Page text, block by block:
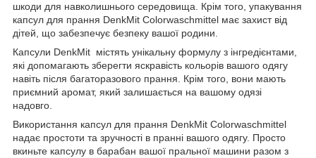
шкоди для навколишнього середовища. Крім того, упакування
капсул для прання DenkMit Colorwaschmittel має захист від
дітей, що забезпечує безпеку вашої родини.
Капсули DenkMit містять унікальну формулу з інгредієнтами,
які допомагають зберегти яскравість кольорів вашого одягу
навіть після багаторазового прання. Крім того, вони мають
приємний аромат, який залишається на вашому одязі
надовго.
Використання капсул для прання DenkMit Colorwaschmittel
надає простоти та зручності в пранні вашого одягу. Просто
вкиньте капсулу в барабан вашої пральної машини разом з